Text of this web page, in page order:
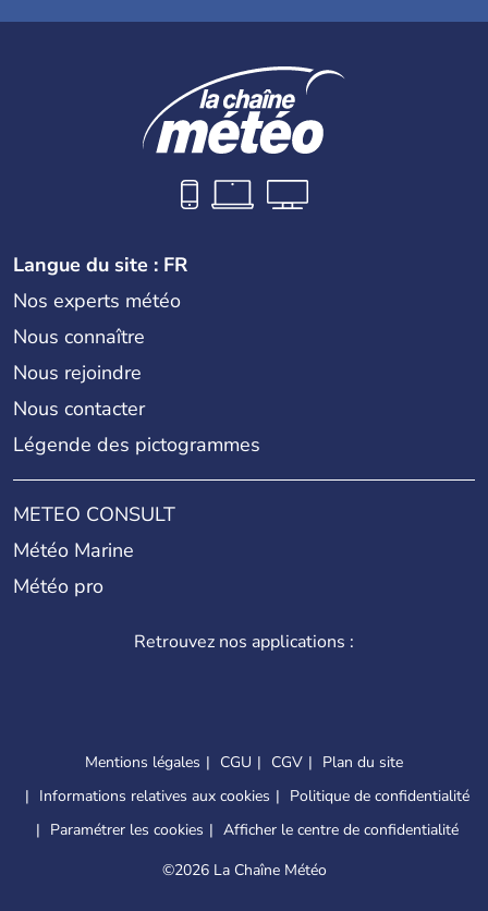
Langue du site : FR
Nos experts météo
Nous connaître
Nous rejoindre
Nous contacter
Légende des pictogrammes
METEO CONSULT
Météo Marine
Météo pro
Retrouvez nos applications :
Mentions légales CGU CGV
Plan du site
Informations relatives aux cookies
Politique de confidentialité
Paramétrer les cookies
Afficher le centre de confidentialité
©2026 La Chaîne Météo